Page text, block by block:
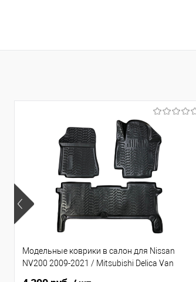
Купить в 1 клик
Сравнение
Модельные коврики в салон для Nissan
NV200 2009-2021 / Mitsubishi Delica Van